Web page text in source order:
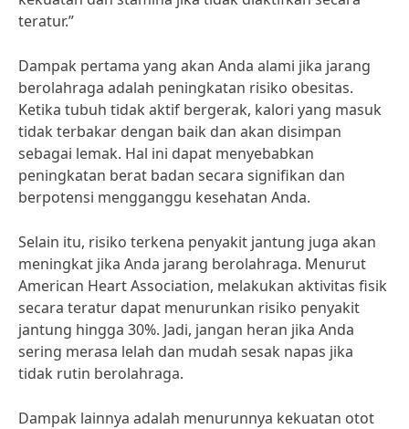
teratur.”
Dampak pertama yang akan Anda alami jika jarang
berolahraga adalah peningkatan risiko obesitas.
Ketika tubuh tidak aktif bergerak, kalori yang masuk
tidak terbakar dengan baik dan akan disimpan
sebagai lemak. Hal ini dapat menyebabkan
peningkatan berat badan secara signifikan dan
berpotensi mengganggu kesehatan Anda.
Selain itu, risiko terkena penyakit jantung juga akan
meningkat jika Anda jarang berolahraga. Menurut
American Heart Association, melakukan aktivitas fisik
secara teratur dapat menurunkan risiko penyakit
jantung hingga 30%. Jadi, jangan heran jika Anda
sering merasa lelah dan mudah sesak napas jika
tidak rutin berolahraga.
Dampak lainnya adalah menurunnya kekuatan otot